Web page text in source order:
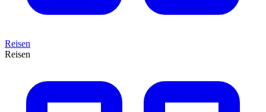
Reisen
Reisen